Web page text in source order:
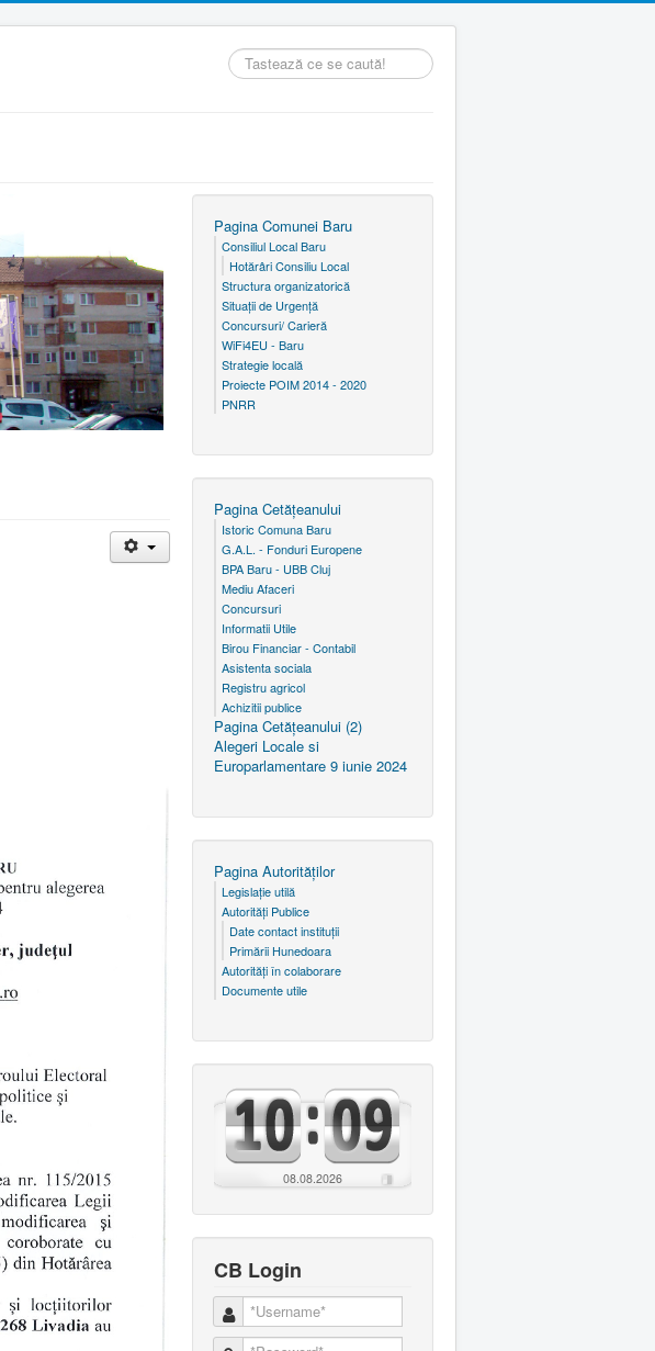
Căutare
...
Pagina Comunei Baru
Consiliul Local Baru
Hotărâri Consiliu Local
Structura organizatorică
Situaţii de Urgenţă
Concursuri/ Carieră
WiFi4EU - Baru
Strategie locală
Proiecte POIM 2014 - 2020
PNRR
Pagina Cetăţeanului
Istoric Comuna Baru
G.A.L. - Fonduri Europene
BPA Baru - UBB Cluj
Mediu Afaceri
Concursuri
Informatii Utile
Birou Financiar - Contabil
Asistenta sociala
Registru agricol
Achizitii publice
Pagina Cetăţeanului (2)
Alegeri Locale si
Europarlamentare 9 iunie 2024
Pagina Autorităţilor
Legislaţie utilă
Autorităţi Publice
Date contact instituţii
Primării Hunedoara
Autorităţi în colaborare
Documente utile
08.08.2026
CB Login